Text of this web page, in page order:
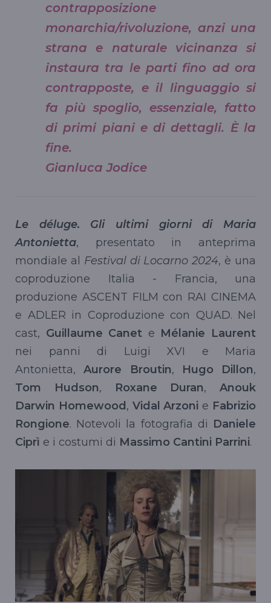
contrapposizione
monarchia/rivoluzione, anzi una
strana e naturale vicinanza si
instaura tra le parti fino ad ora
contrapposte, e il linguaggio si
fa più spoglio, essenziale, fatto
di primi piani e di dettagli. È la
fine.
Gianluca Jodice
Le déluge. Gli ultimi giorni di Maria
Antonietta, presentato in anteprima
mondiale al Festival di Locarno 2024, è una
coproduzione Italia - Francia, una
produzione ASCENT FILM con RAI CINEMA
e ADLER in Coproduzione con QUAD. Nel
cast, Guillaume Canet e Mélanie Laurent
nei panni di Luigi XVI e Maria
Antonietta,Aurore Broutin, Hugo Dillon,
Tom Hudson, Roxane Duran, Anouk
Darwin Homewood , Vidal Arzoni e Fabrizio
Rongione. Notevoli la fotografia di Daniele
Ciprì e i costumi di Massimo Cantini Parrini.